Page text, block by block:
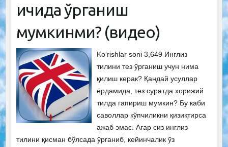
ичида ўрганиш
мумкинми? (видео)
Ko‘rishlar soni 3,649 Инглиз
тилини тез ўрганиш учун нима
қилиш керак? Қандай усуллар
ёрдамида, тез суратда хорижий
тилда гапириш мумкин? Бу каби
саволлар кўпчиликни қизиқтирса
ажаб эмас. Агар сиз инглиз
тилини қисман бўлсада ўрганиб, кейинчалик ўз